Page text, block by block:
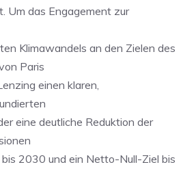
Um das Engagement zur
Klimawandels an den Zielen des
Paris
einen klaren,
eine deutliche Reduktion der
bis 2030 und ein Netto-Null-Ziel bis